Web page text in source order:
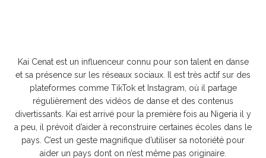
Kai Cenat est un influenceur connu pour son talent en danse
et sa présence sur les réseaux sociaux. Il est très actif sur des
plateformes comme TikTok et Instagram, où il partage
régulièrement des vidéos de danse et des contenus
divertissants. Kai est arrivé pour la première fois au Nigeria il y
a peu, il prévoit d’aider à reconstruire certaines écoles dans le
pays. C’est un geste magnifique d’utiliser sa notoriété pour
aider un pays dont on n’est même pas originaire.